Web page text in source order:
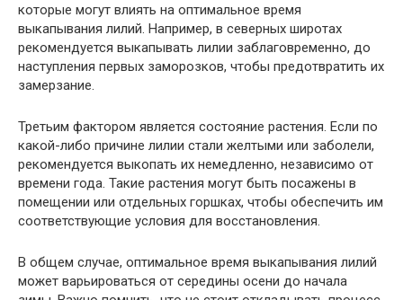
которые могут влиять на оптимальное время
выкапывания лилий. Например, в северных широтах
рекомендуется выкапывать лилии заблаговременно, до
наступления первых заморозков, чтобы предотвратить их
замерзание.
Третьим фактором является состояние растения. Если по
какой-либо причине лилии стали желтыми или заболели,
рекомендуется выкопать их немедленно, независимо от
времени года. Такие растения могут быть посажены в
помещении или отдельных горшках, чтобы обеспечить им
соответствующие условия для восстановления.
В общем случае, оптимальное время выкапывания лилий
может варьироваться от середины осени до начала